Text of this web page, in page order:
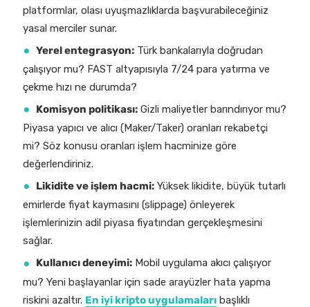
platformlar, olası uyuşmazlıklarda başvurabileceğiniz
yasal merciler sunar.
Yerel entegrasyon: Türk bankalarıyla doğrudan
çalışıyor mu? FAST altyapısıyla 7/24 para yatırma ve
çekme hızı ne durumda?
Komisyon politikası: Gizli maliyetler barındırıyor mu?
Piyasa yapıcı ve alıcı (Maker/Taker) oranları rekabetçi
mi? Söz konusu oranları işlem hacminize göre
değerlendiriniz.
Likidite ve işlem hacmi: Yüksek likidite, büyük tutarlı
emirlerde fiyat kaymasını (slippage) önleyerek
işlemlerinizin adil piyasa fiyatından gerçekleşmesini
sağlar.
Kullanıcı deneyimi: Mobil uygulama akıcı çalışıyor
mu? Yeni başlayanlar için sade arayüzler hata yapma
riskini azaltır. En iyi kripto uygulamaları başlıklı